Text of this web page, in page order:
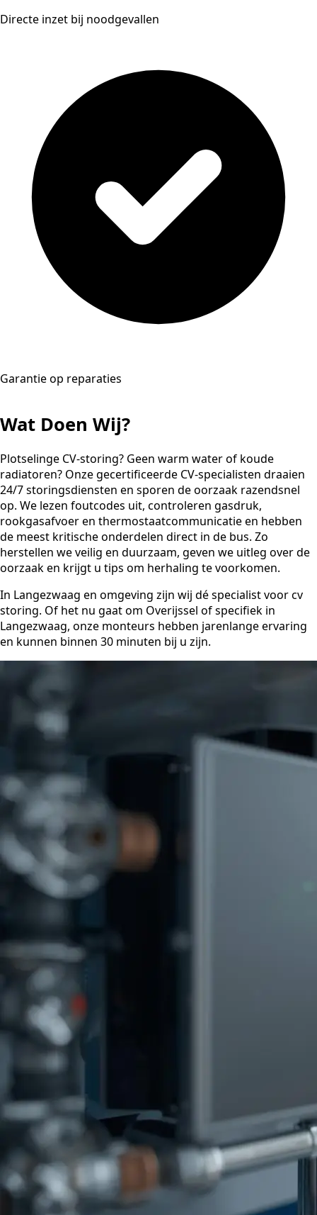
Directe inzet bij noodgevallen
Garantie op reparaties
Wat Doen Wij?
Plotselinge CV-storing? Geen warm water of koude
radiatoren? Onze gecertificeerde CV-specialisten draaien
24/7 storingsdiensten en sporen de oorzaak razendsnel
op. We lezen foutcodes uit, controleren gasdruk,
rookgasafvoer en thermostaatcommunicatie en hebben
de meest kritische onderdelen direct in de bus. Zo
herstellen we veilig en duurzaam, geven we uitleg over de
oorzaak en krijgt u tips om herhaling te voorkomen.
In Langezwaag en omgeving zijn wij dé specialist voor cv
storing. Of het nu gaat om Overijssel of specifiek in
Langezwaag, onze monteurs hebben jarenlange ervaring
en kunnen binnen 30 minuten bij u zijn.